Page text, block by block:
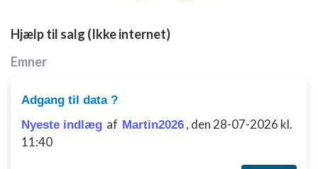
Hjælp til salg (Ikke internet)
Emner
Adgang til data ?
Nyeste indlæg af Martin2026 , den 28-07-2026 kl.
11:40